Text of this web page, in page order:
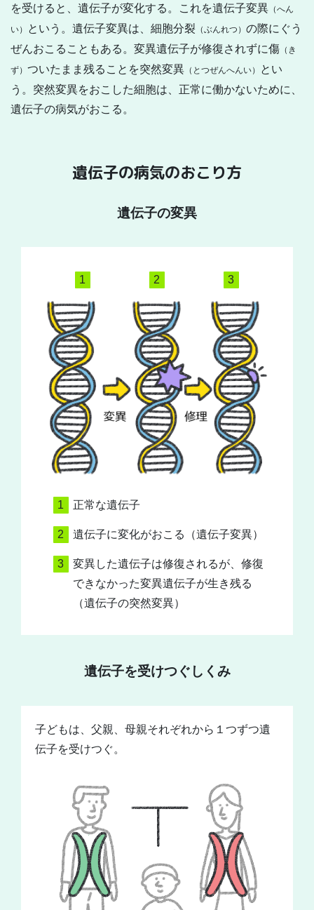
を受けると、遺伝子が変化する。これを遺伝子変異 （へん
い） という。遺伝子変異は、細胞分裂 （ぶんれつ） の際にぐう
ぜんおこることもある。変異遺伝子が修復されずに傷 （き
ず） ついたまま残ることを突然変異 （とつぜんへんい）
とい
う。突然変異をおこした細胞は、正常に働かないために、
遺伝子の病気がおこる。
遺伝子の病気のおこり方
遺伝子の変異
1 2 3
正常な遺伝子
遺伝子に変化がおこる（遺伝子変異）
変異した遺伝子は修復されるが、修復
できなかった変異遺伝子が生き残る
（遺伝子の突然変異）
遺伝子を受けつぐしくみ
子どもは、父親、母親それぞれから１つずつ遺
伝子を受けつぐ。